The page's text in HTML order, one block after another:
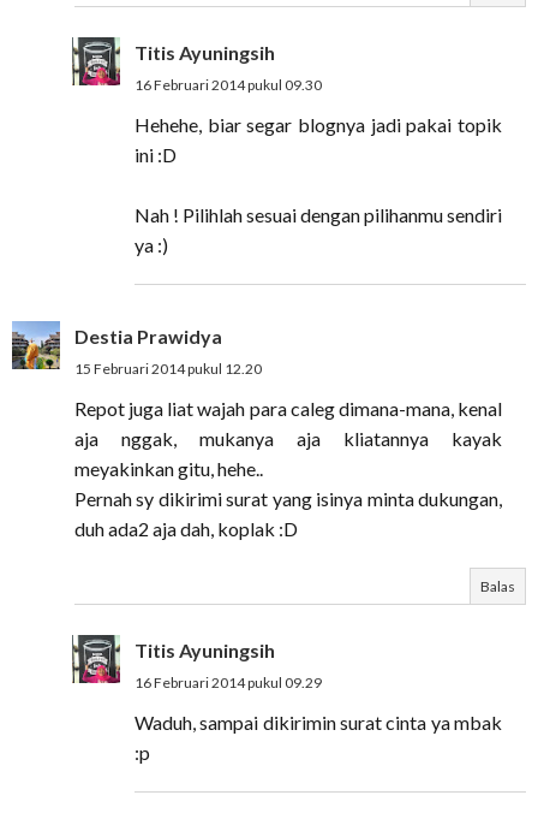
Titis Ayuningsih
16 Februari 2014 pukul 09.30
Hehehe, biar segar blognya jadi pakai topik
ini :D
Nah ! Pilihlah sesuai dengan pilihanmu sendiri
ya :)
Destia Prawidya
15 Februari 2014 pukul 12.20
Repot juga liat wajah para caleg dimana-mana, kenal
aja nggak, mukanya aja kliatannya kayak
meyakinkan gitu, hehe..
Pernah sy dikirimi surat yang isinya minta dukungan,
duh ada2 aja dah, koplak :D
Balas
Titis Ayuningsih
16 Februari 2014 pukul 09.29
Waduh, sampai dikirimin surat cinta ya mbak
:p